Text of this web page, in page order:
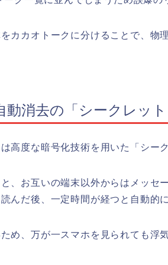
カカオトークに分けることで、物
動消去の「シークレット
高度な暗号化技術を用いた「シー
、お互いの端末以外からはメッセ
読んだ後、一定時間が経つと自動的
め、万が一スマホを見られても浮